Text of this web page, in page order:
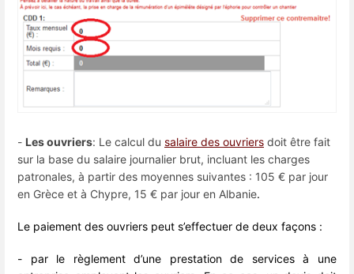
- Les ouvriers: Le calcul du salaire des ouvriers doit être fait
sur la base du salaire journalier brut, incluant les charges
patronales, à partir des moyennes suivantes : 105 € par jour
en Grèce et à Chypre, 15 € par jour en Albanie.
Le paiement des ouvriers peut s’effectuer de deux façons :
- par le règlement d’une prestation de services à une